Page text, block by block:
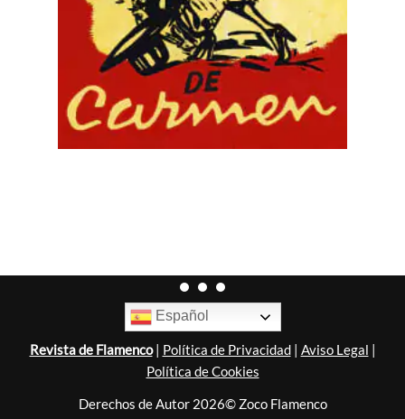
Español
Revista de Flamenco| Política de Privacidad| Aviso Legal |
Política de Cookies
Derechos de Autor 2026© Zoco Flamenco